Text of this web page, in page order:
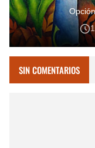
SIN COMENTARIOS